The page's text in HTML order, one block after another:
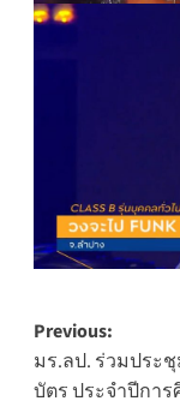
Post
Previous:
มร.ลป. ร่วมประ
บัตร ประจำปีการ